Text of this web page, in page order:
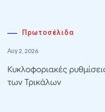
Πρωτοσέλιδα
Αυγ 2, 2026
Κυκλοφοριακές
των Τρικάλων